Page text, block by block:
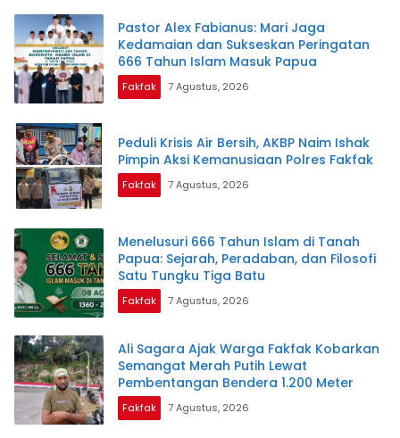
Pastor Alex Fabianus: Mari Jaga
Kedamaian dan Sukseskan Peringatan
666 Tahun Islam Masuk Papua
Fakfak 7 Agustus, 2026
Peduli Krisis Air Bersih, AKBP Naim Ishak
Pimpin Aksi Kemanusiaan Polres Fakfak
Fakfak 7 Agustus, 2026
Menelusuri 666 Tahun Islam di Tanah
Papua: Sejarah, Peradaban, dan Filosofi
Satu Tungku Tiga Batu
Fakfak 7 Agustus, 2026
Ali Sagara Ajak Warga Fakfak Kobarkan
Semangat Merah Putih Lewat
Pembentangan Bendera 1.200 Meter
Fakfak 7 Agustus, 2026